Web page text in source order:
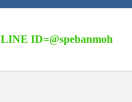
LINE ID=@spebanmoh